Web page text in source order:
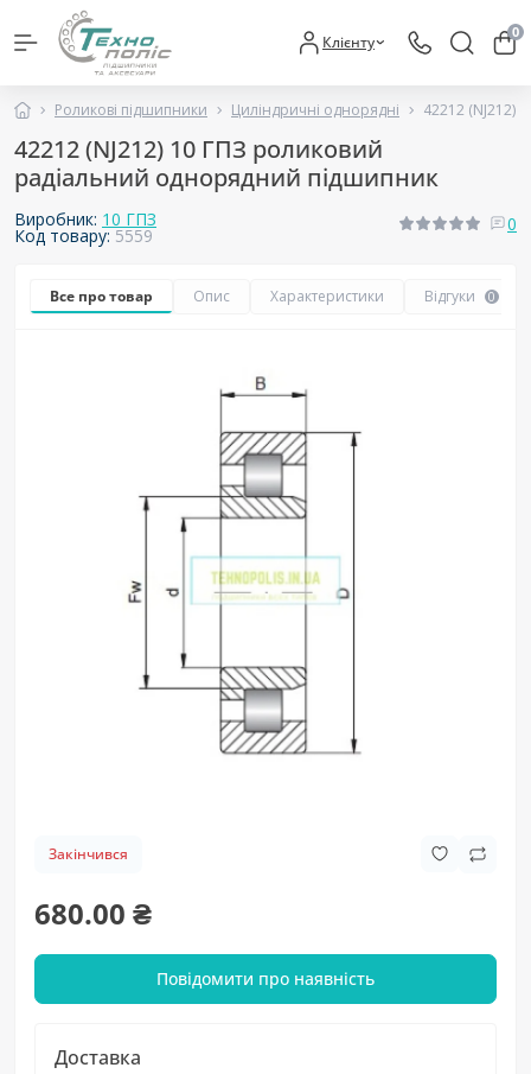
Клієнту 0
Роликові підшипники Циліндричні однорядні 42212 (NJ212)
42212 (NJ212) 10 ГПЗ роликовий
радіальний однорядний підшипник
Виробник: 10 ГПЗ
Код товару:5559
0
Все про товар Опис Характеристики Відгуки 0
Закінчився
680.00 ₴
Повідомити про наявність
Доставка